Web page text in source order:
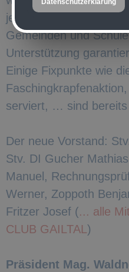
jedem einzelnen Fall
Gemeinden und
Unterstützung
Einige Fixpunkte wie
serviert, … sind bereits
Der neue Vorstand:
Stv. DI Gucher
Manuel,
Werner, Zoppoth
Fritzer Josef (... alle
CLUB GAILTAL )
Präsident Mag.
Datenschutzerklärung